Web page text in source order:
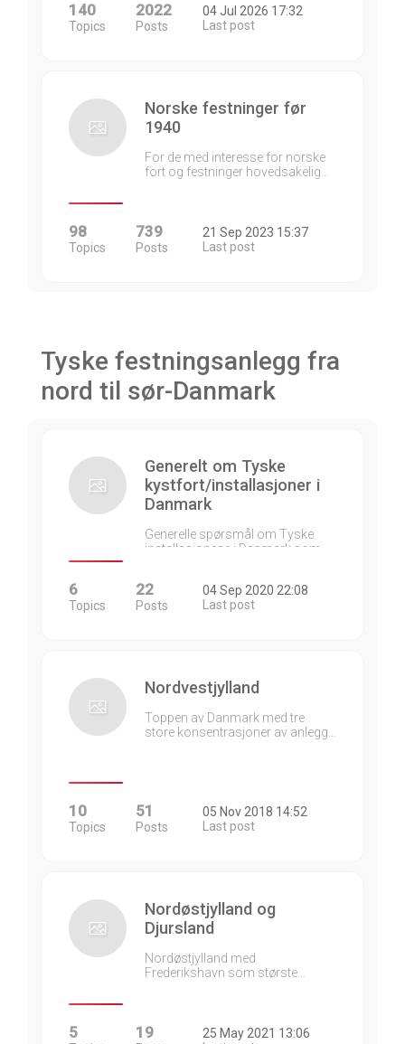
140
Topics
2022
Posts
04 Jul 2026 17:32
Last post
Norske festninger før
1940
For de med interesse for norske
fort og festninger hovedsakelig…
98
Topics
739
Posts
21 Sep 2023 15:37
Last post
Tyske festningsanlegg fra
nord til sør-Danmark
Generelt om Tyske
kystfort/installasjoner i
Danmark
Generelle spørsmål om Tyske
installasjonene i Danmark som…
6
Topics
22
Posts
04 Sep 2020 22:08
Last post
Nordvestjylland
Toppen av Danmark med tre
store konsentrasjoner av anlegg…
10
Topics
51
Posts
05 Nov 2018 14:52
Last post
Nordøstjylland og
Djursland
Nordøstjylland med
Frederikshavn som største…
5 19
25 May 2021 13:06